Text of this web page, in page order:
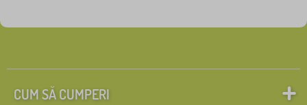
CUM SĂ CUMPERI